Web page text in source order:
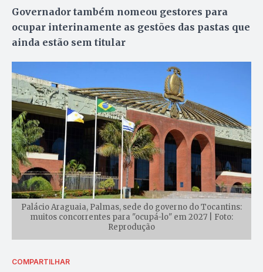
Governador também nomeou gestores para
ocupar interinamente as gestões das pastas que
ainda estão sem titular
Palácio Araguaia, Palmas, sede do governo do Tocantins:
muitos concorrentes para "ocupá-lo" em 2027 | Foto:
Reprodução
COMPARTILHAR